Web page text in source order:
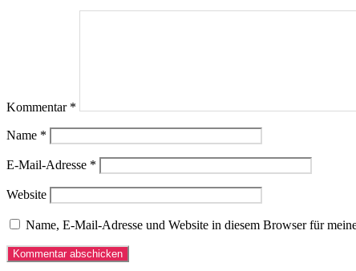
Kommentar *
Name *
E-Mail-Adresse *
Website
Name, E-Mail-Adresse und Website in diesem Browser für